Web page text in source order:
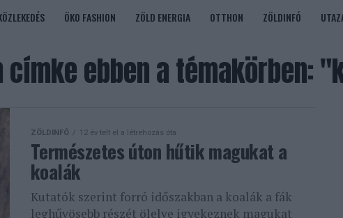
ÖKO FASHION ZÖLD ENERGIA OTTHON ZÖLDINFÓ
címke ebben a témakörben:
ZÖLDINFÓ 12 év telt el a létrehozás óta
Természetes úton hűtik magukat a
koalák
Kutatók szerint forró időszakban a koalák a fák
leghűvösebb részét ölelve igyekeznek magukat